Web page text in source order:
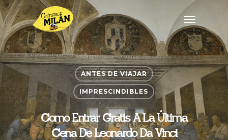
ANTES DE VIAJAR
IMPRESCINDIBLES
Como Entrar Gratis A La Última
Cena De Leonardo Da Vinci